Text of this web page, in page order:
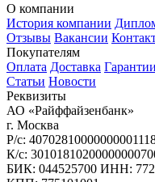
О компании
История компании
Отзывы Вакансии
Покупателям
Оплата Доставка Гарантии
Статьи Новости
Реквизиты
АО «Райффайзенбанк»
г. Москва
Р/с:
К/с:
БИК: 044525700 ИНН: